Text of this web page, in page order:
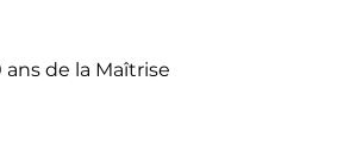
ans de la Maîtrise